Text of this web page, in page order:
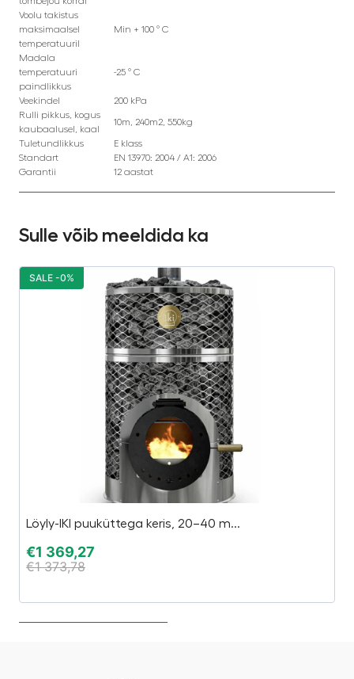
Voolu takistus
maksimaalsel
temperatuuril
Min + 100 ° C
Madala
temperatuuri
paindlikkus
-25 ° C
Veekindel
200 kPa
Rulli pikkus, kogus
kaubaalusel, kaal
10m, 240m2, 550kg
Tuletundlikkus
E klass
Standart
EN 13970: 2004 / A1: 2006
Garantii
12 aastat
Sulle võib meeldida ka
Löyly-IKI puuküttega keris, 20–40 m...
€1 369,27
€1 373,78
SALE -0%